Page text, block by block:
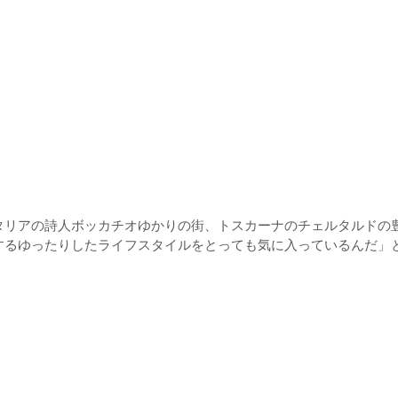
アの詩人ボッカチオゆかりの街、トスカーナのチェルタルド
ゆったりしたライフスタイルをとっても気に入っているんだ」